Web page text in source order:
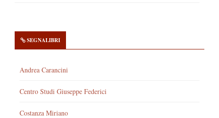
SEGNALIBRI
Andrea Carancini
Centro Studi Giuseppe Federici
Costanza Miriano